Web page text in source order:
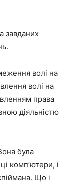
завданих
волі на
волі на
права
діяльністю
була
комп’ютери, і
Що і